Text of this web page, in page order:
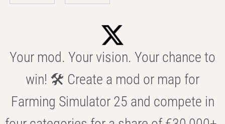
Your mod. Your vision. Your chance to
win! 🛠️ Create a mod or map for
Farming Simulator 25 and compete in